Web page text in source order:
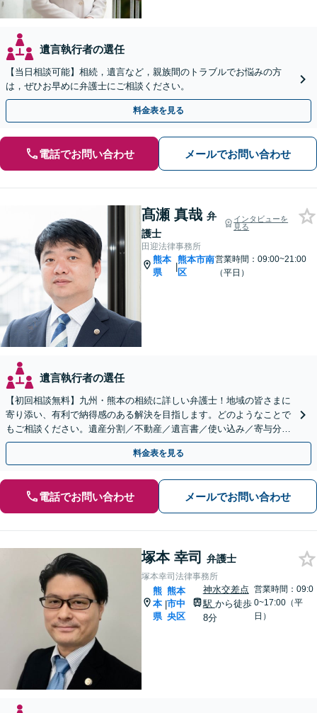
遺言執行者の選任
【当日相談可能】相続，遺言など，親族間のトラブルでお悩みの方
は，ぜひお早めに弁護士にご相談ください。
料金表を見る
電話でお問い合わせ メールでお問い合わせ
髙瀬 真哉 弁
護士
インタビューを
見る
田迎法律事務所
熊本
県
|
熊本市南
区
営業時間：09:00~21:00
（平日）
遺言執行者の選任
【初回相談無料】九州・熊本の相続に詳しい弁護士！地域の皆さまに
寄り添い、有利で納得感のある解決を目指します。どのようなことで
もご相談ください。遺産分割／不動産／遺言書／使い込み／寄与分／
遺留分／相続放棄【完全個室】
料金表を見る
電話でお問い合わせ メールでお問い合わせ
塚本 幸司 弁護士
塚本幸司法律事務所
熊
本
県
|
熊本
市中
央区
神水交差点
駅 から徒歩
8分
営業時間：09:0
0~17:00（平
日）